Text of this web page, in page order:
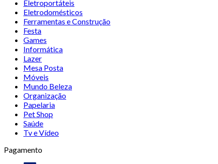
Eletroportáteis
Eletrodomésticos
Ferramentas e Construção
Festa
Games
Informática
Lazer
Mesa Posta
Móveis
Mundo Beleza
Organização
Papelaria
Pet Shop
Saúde
Tv e Vídeo
Pagamento